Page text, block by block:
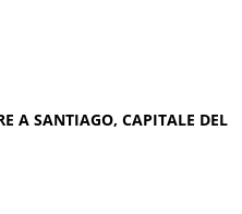
A SANTIAGO, CAPITALE DEL